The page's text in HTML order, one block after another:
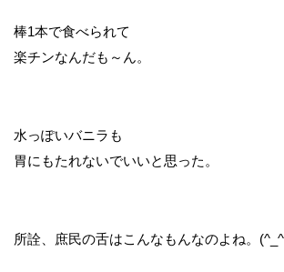
棒1本で食べられて
楽チンなんだも～ん。
水っぽいバニラも
胃にもたれないでいいと思った。
所詮、庶民の舌はこんなもんなのよね。